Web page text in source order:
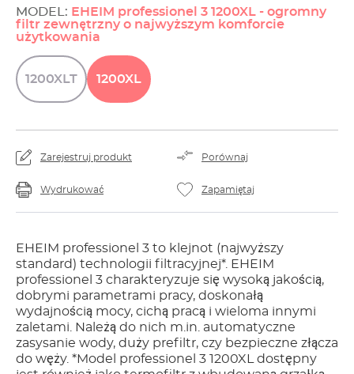
MODEL: EHEIM professionel 3 1200XL - ogromny
filtr zewnętrzny o najwyższym komforcie
użytkowania
1200XLT 1200XL
Zarejestruj produkt Porównaj
Wydrukować Zapamiętaj
EHEIM professionel 3 to klejnot (najwyższy
standard) technologii filtracyjnej*. EHEIM
professionel 3 charakteryzuje się wysoką jakością,
dobrymi parametrami pracy, doskonałą
wydajnością mocy, cichą pracą i wieloma innymi
zaletami. Należą do nich m.in. automatyczne
zasysanie wody, duży prefiltr, czy bezpieczne złącza
do węży. *Model professionel 3 1200XL dostępny